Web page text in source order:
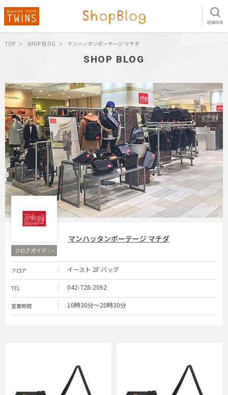
店舗検索
TOP SHOP BLOG マンハッタンポーテージ マチダ
SHOP BLOG
マンハッタンポーテージ マチダ
フロア イースト 2F バッグ
TEL 042-728-2062
営業時間 10時30分～20時30分